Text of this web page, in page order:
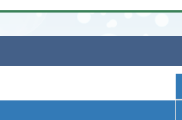
Advocacia-Geral da União